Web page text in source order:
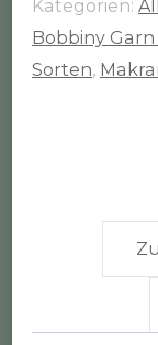
gezwirnt)
Menge
Kategorien:
Bobbiny
Sorten,